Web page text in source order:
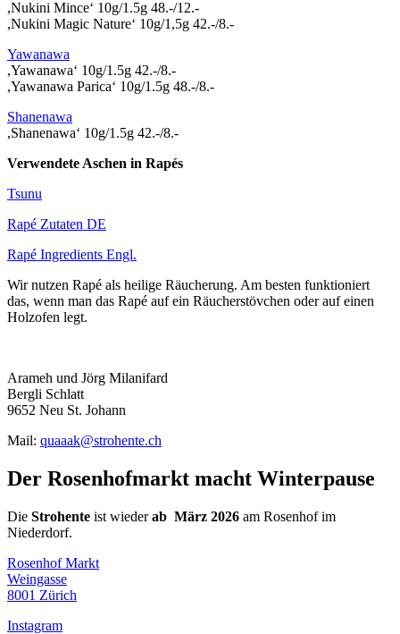
,Nukini Mince‘ 10g/1.5g 48.-/12.-
,Nukini Magic Nature‘ 10g/1,5g 42.-/8.-
Yawanawa
,Yawanawa‘ 10g/1.5g 42.-/8.-
,Yawanawa Parica‘ 10g/1.5g 48.-/8.-
Shanenawa
,Shanenawa‘ 10g/1.5g 42.-/8.-
Verwendete Aschen in Rapés
Tsunu
Rapé Zutaten DE
Rapé Ingredients Engl.
Wir nutzen Rapé als heilige Räucherung. Am besten funktioniert
das, wenn man das Rapé auf ein Räucherstövchen oder auf einen
Holzofen legt.
Arameh und Jörg Milanifard
Bergli Schlatt
9652 Neu St. Johann
Mail: quaaak@strohente.ch
Der Rosenhofmarkt macht Winterpause
Die Strohente ist wiederab März 2026 am Rosenhof im
Niederdorf.
Rosenhof Markt
Weingasse
8001 Zürich
Instagram